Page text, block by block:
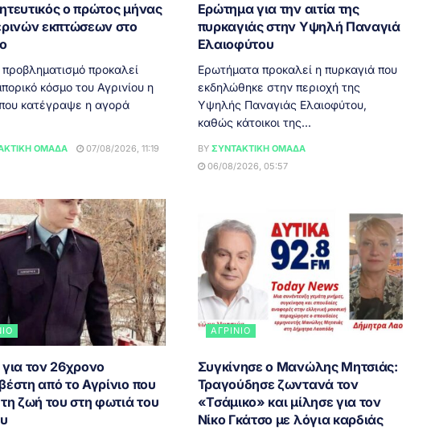
ο πρώτος μήνας
εκπτώσεων στο
προκαλεί
κόσμο του Αγρινίου η
κατέγραψε η αγορά
ΟΜΆΔΑ 07/08/2026, 11:19
Ερώτημα για την αιτία της
πυρκαγιάς στην Υψηλή Παναγιά
Ελαιοφύτου
Ερωτήματα προκαλεί η πυρκαγιά που
εκδηλώθηκε στην περιοχή της
Υψηλής Παναγιάς Ελαιοφύτου,
καθώς κάτοικοι της...
BY ΣΥΝΤΑΚΤΙΚΉ ΟΜΆΔΑ
06/08/2026, 05:57
τον 26χρονο
από το Αγρίνιο που
ζωή του στη φωτιά του
ΑΓΡΊΝΙΟ
Συγκίνησε ο Μανώλης Μητσιάς:
Τραγούδησε ζωντανά τον
«Τσάμικο» και μίλησε για τον
Νίκο Γκάτσο με λόγια καρδιάς